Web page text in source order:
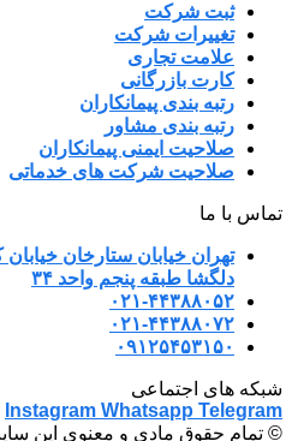
ثبت شرکت
تغییرات شرکت
علامت تجاری
کارت بازرگانی
رتبه بندی پیمانکاران
رتبه بندی مشاور
صلاحیت ایمنی پیمانکاران
صلاحیت شرکت های خدماتی
تماس با ما
دلگشا طبقه پنجم واحد ۳۴
۰۲۱-۴۴۳۸۸۰۵۲
۰۲۱-۴۴۳۸۸۰۷۲
۰۹۱۲۵۴۵۳۱۵۰
شبکه های اجتماعی
Instagram Whatsapp Telegram
© تمام حقوق مادی و معنوی این